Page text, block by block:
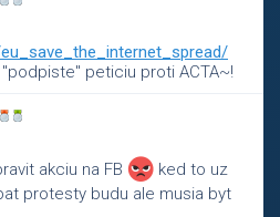
peticiu proti ACTA~!
akciu na FB
ked to uz
protesty budu ale musia byt